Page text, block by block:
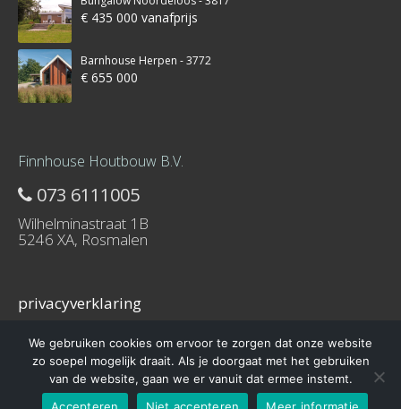
€ 435 000 vanafprijs
Barnhouse Herpen - 3772
€ 655 000
Finnhouse Houtbouw B.V.
073 6111005
Wilhelminastraat 1B
5246 XA, Rosmalen
privacyverklaring
© 2016 – Schuurwoning-bouwen.nl is onderdeel van Finnhouse.nl
We gebruiken cookies om ervoor te zorgen dat onze website
zo soepel mogelijk draait. Als je doorgaat met het gebruiken
van de website, gaan we er vanuit dat ermee instemt.
Accepteren
Niet accepteren Meer informatie